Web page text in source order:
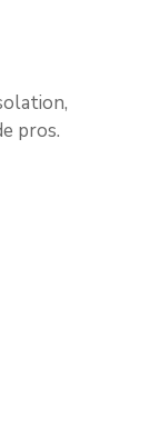
pros.